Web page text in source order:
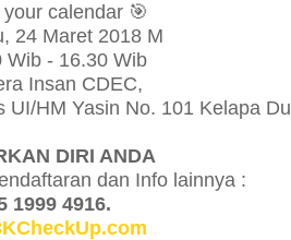
calendar 🎯
24 Maret 2018 M
Wib - 16.30 Wib
Insan CDEC,
UI/HM Yasin No. 101 Kelapa
DIRI ANDA
dan Info lainnya :
1999 4916.